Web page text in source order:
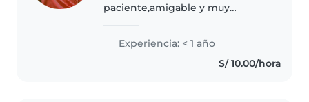
paciente,amigable y muy
pequeños. Tengo experiencia
con bebés, niños en edad
preescolar y en edad de
Experiencia: < 1 año
S/ 10.00/hora